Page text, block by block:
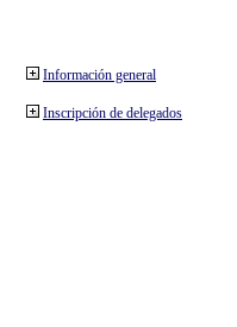
Información general
Inscripción de delegados